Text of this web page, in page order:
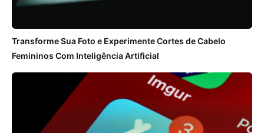
Transforme Sua Foto e Experimente Cortes de Cabelo
Femininos Com Inteligência Artificial